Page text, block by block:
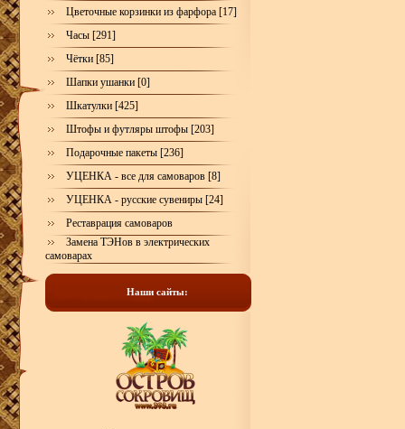
Цветочные корзинки из фарфора [17]
Часы [291]
Чётки [85]
Шапки ушанки [0]
Шкатулки [425]
Штофы и футляры штофы [203]
Подарочные пакеты [236]
УЦЕНКА - все для самоваров [8]
УЦЕНКА - русские сувениры [24]
Реставрация самоваров
Замена ТЭНов в электрических
самоварах
Наши сайты: